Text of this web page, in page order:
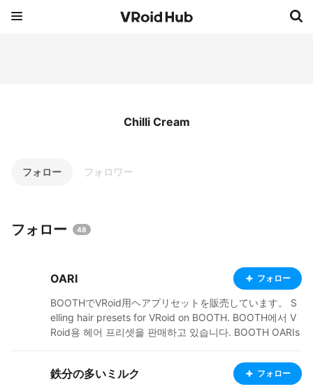
Chilli Cream
フォロー フォロワー
フォロー 48
OARI フォロー
BOOTHでVRoid用ヘアプリセットを販売しています。 S
elling hair presets for VRoid on BOOTH. BOOTH에서 V
Roid용 헤어 프리셋을 판매하고 있습니다. BOOTH OARIs
鉄分の多いミルク フォロー